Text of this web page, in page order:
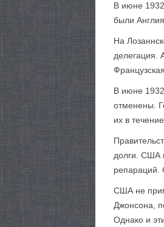
В июне
были
На
делегация.
В июне
отменены.
их в
долги. США
репараций.
США не
Джонсона,
Однако и